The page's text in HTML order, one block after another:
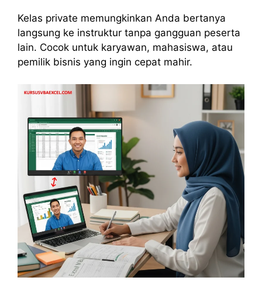
Kelas private memungkinkan Anda bertanya
langsung ke instruktur tanpa gangguan peserta
lain. Cocok untuk karyawan, mahasiswa, atau
pemilik bisnis yang ingin cepat mahir.